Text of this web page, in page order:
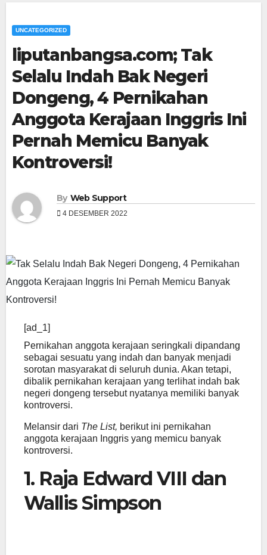
UNCATEGORIZED
liputanbangsa.com; Tak
Selalu Indah Bak Negeri
Dongeng, 4 Pernikahan
Anggota Kerajaan Inggris Ini
Pernah Memicu Banyak
Kontroversi!
By Web Support
4 DESEMBER 2022
[ad_1]
Pernikahan anggota kerajaan seringkali dipandang
sebagai sesuatu yang indah dan banyak menjadi
sorotan masyarakat di seluruh dunia. Akan tetapi,
dibalik pernikahan kerajaan yang terlihat indah bak
negeri dongeng tersebut nyatanya memiliki banyak
kontroversi.
Melansir dari The List, berikut ini pernikahan
anggota kerajaan Inggris yang memicu banyak
kontroversi.
1. Raja Edward VIII dan
Wallis Simpson